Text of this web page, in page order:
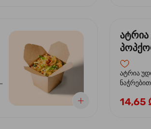
ატრია
სოსუით
ატრია
ნაჭრებით,
ნიორი)
14,65